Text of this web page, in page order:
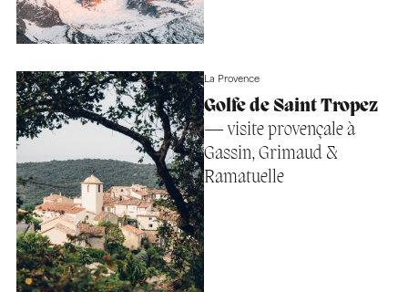
La Provence
Golfe de Saint Tropez
— visite provençale à
Gassin, Grimaud &
Ramatuelle